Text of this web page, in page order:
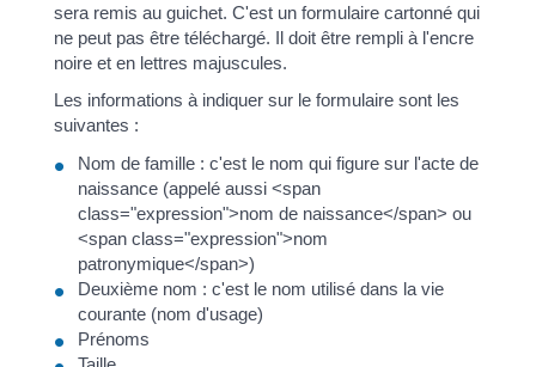
sera remis au guichet. C'est un formulaire cartonné qui
ne peut pas être téléchargé. Il doit être rempli à l'encre
noire et en lettres majuscules.
Les informations à indiquer sur le formulaire sont les
suivantes :
Nom de famille : c'est le nom qui figure sur l'acte de
naissance (appelé aussi <span
class="expression">nom de naissance</span> ou
<span class="expression">nom
patronymique</span>)
Deuxième nom : c'est le nom utilisé dans la vie
courante (nom d'usage)
Prénoms